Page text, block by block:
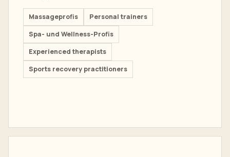
Massageprofis
Personal trainers
Spa- und Wellness-Profis
Experienced therapists
Sports recovery practitioners